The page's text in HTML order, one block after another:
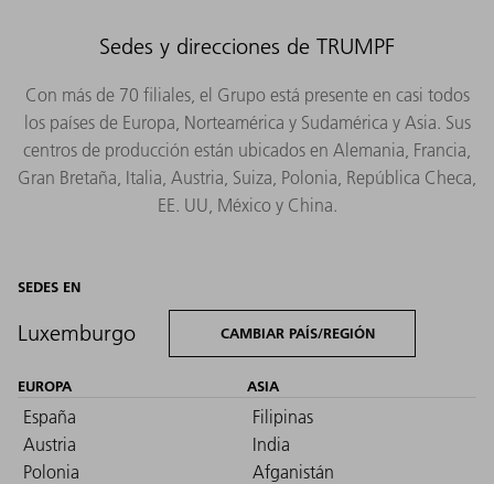
Sedes y direcciones de TRUMPF
Con más de 70 filiales, el Grupo está presente en casi todos
los países de Europa, Norteamérica y Sudamérica y Asia. Sus
centros de producción están ubicados en Alemania, Francia,
Gran Bretaña, Italia, Austria, Suiza, Polonia, República Checa,
EE. UU, México y China.
SEDES EN
Luxemburgo CAMBIAR PAÍS/REGIÓN
EUROPA
España
Austria
Polonia
ASIA
Filipinas
India
Afganistán